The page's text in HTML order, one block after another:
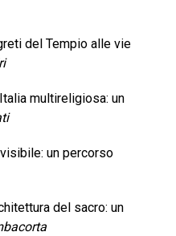
del Tempio alle vie
multireligiosa: un
un percorso
del sacro: un